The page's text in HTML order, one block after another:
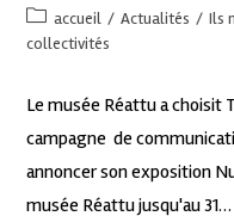
accueil / Actualités / Ils
collectivités
Le musée Réattu a choisit
campagne de
annoncer son exposition
musée Réattu jusqu'au 31…